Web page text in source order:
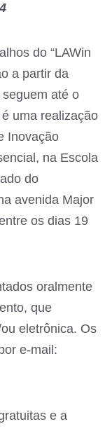
do “LAWin
a partir da
até o
uma realização
Inovação
na Escola
do
avenida Major
os dias 19
oralmente
que
eletrônica. Os
e-mail:
e a